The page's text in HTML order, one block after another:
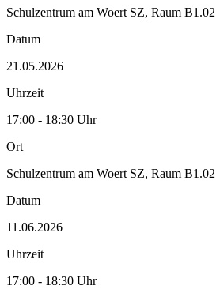
Schulzentrum am Woert SZ, Raum B1.02
Datum
21.05.2026
Uhrzeit
17:00 - 18:30 Uhr
Ort
Schulzentrum am Woert SZ, Raum B1.02
Datum
11.06.2026
Uhrzeit
17:00 - 18:30 Uhr